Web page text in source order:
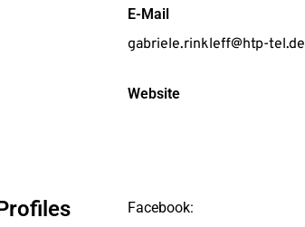
E-Mail
gabriele.rinkleff@htp-tel.de
Website
Facebook: